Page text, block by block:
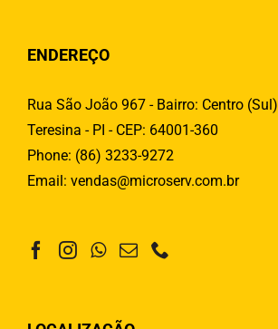
ENDEREÇO
Rua São João 967 - Bairro: Centro (Sul)
Teresina - PI - CEP: 64001-360
Phone: (86) 3233-9272
Email: vendas@microserv.com.br